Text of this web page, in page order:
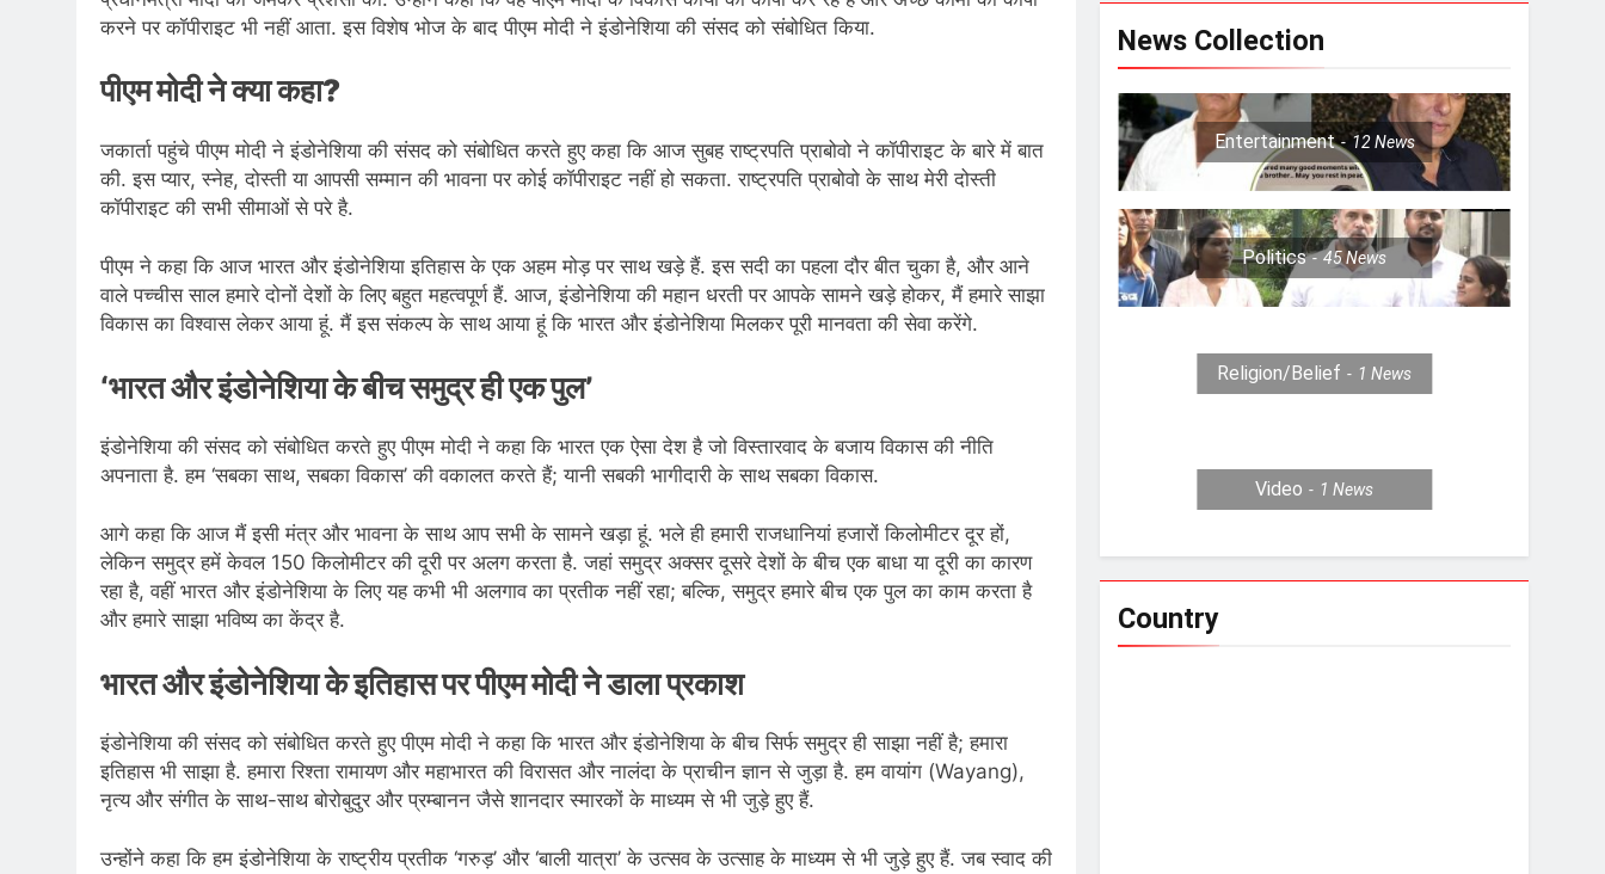
करने पर कॉपीराइट भी नहीं आता. इस विशेष भोज के बाद पीएम मोदी ने इंडोनेशिया की संसद को संबोधित किया.
पीएम मोदी ने क्या कहा?
जकार्ता पहुंचे पीएम मोदी ने इंडोनेशिया की संसद को संबोधित करते हुए कहा कि आज सुबह राष्ट्रपति प्राबोवो ने कॉपीराइट के बारे में बात
की. इस प्यार, स्नेह, दोस्ती या आपसी सम्मान की भावना पर कोई कॉपीराइट नहीं हो सकता. राष्ट्रपति प्राबोवो के साथ मेरी दोस्ती
कॉपीराइट की सभी सीमाओं से परे है.
पीएम ने कहा कि आज भारत और इंडोनेशिया इतिहास के एक अहम मोड़ पर साथ खड़े हैं. इस सदी का पहला दौर बीत चुका है, और आने
वाले पच्चीस साल हमारे दोनों देशों के लिए बहुत महत्वपूर्ण हैं. आज, इंडोनेशिया की महान धरती पर आपके सामने खड़े होकर, मैं हमारे साझा
विकास का विश्वास लेकर आया हूं. मैं इस संकल्प के साथ आया हूं कि भारत और इंडोनेशिया मिलकर पूरी मानवता की सेवा करेंगे.
‘भारत और इंडोनेशिया के बीच समुद्र ही एक पुल’
इंडोनेशिया की संसद को संबोधित करते हुए पीएम मोदी ने कहा कि भारत एक ऐसा देश है जो विस्तारवाद के बजाय विकास की नीति
अपनाता है. हम ‘सबका साथ, सबका विकास’ की वकालत करते हैं; यानी सबकी भागीदारी के साथ सबका विकास.
आगे कहा कि आज मैं इसी मंत्र और भावना के साथ आप सभी के सामने खड़ा हूं. भले ही हमारी राजधानियां हजारों किलोमीटर दूर हों,
लेकिन समुद्र हमें केवल 150 किलोमीटर की दूरी पर अलग करता है. जहां समुद्र अक्सर दूसरे देशों के बीच एक बाधा या दूरी का कारण
रहा है, वहीं भारत और इंडोनेशिया के लिए यह कभी भी अलगाव का प्रतीक नहीं रहा; बल्कि, समुद्र हमारे बीच एक पुल का काम करता है
और हमारे साझा भविष्य का केंद्र है.
भारत और इंडोनेशिया के इतिहास पर पीएम मोदी ने डाला प्रकाश
इंडोनेशिया की संसद को संबोधित करते हुए पीएम मोदी ने कहा कि भारत और इंडोनेशिया के बीच सिर्फ समुद्र ही साझा नहीं है; हमारा
इतिहास भी साझा है. हमारा रिश्ता रामायण और महाभारत की विरासत और नालंदा के प्राचीन ज्ञान से जुड़ा है. हम वायांग (Wayang),
नृत्य और संगीत के साथ-साथ बोरोबुदुर और प्रम्बानन जैसे शानदार स्मारकों के माध्यम से भी जुड़े हुए हैं.
उन्होंने कहा कि हम इंडोनेशिया के राष्ट्रीय प्रतीक ‘गरुड़’ और ‘बाली यात्रा’ के उत्सव के उत्साह के माध्यम से भी जुड़े हुए हैं. जब स्वाद की
News Collection
Entertainment 12News
Politics 45News
Religion/Belief 1News
Video 1News
Country